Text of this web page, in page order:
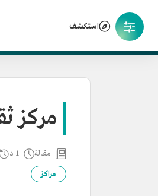
استكشف
مركز
مقالة 1 د
مراكز